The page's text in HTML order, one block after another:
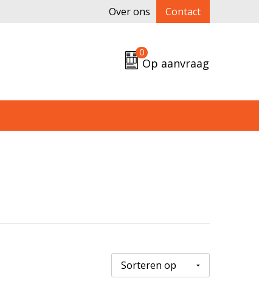
Over ons Contact
0
Op aanvraag